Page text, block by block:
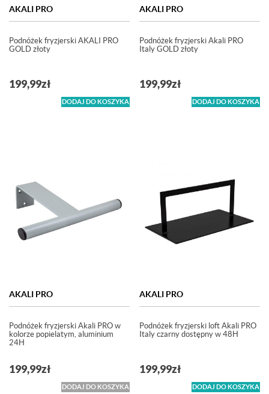
AKALI PRO
Podnóżek fryzjerski AKALI PRO
GOLD złoty
199,99zł
DODAJ DO KOSZYKA
AKALI PRO
Podnóżek fryzjerski Akali PRO
Italy GOLD złoty
199,99zł
DODAJ DO KOSZYKA
AKALI PRO
Podnóżek fryzjerski Akali PRO w
kolorze popielatym, aluminium
24H
199,99zł
DODAJ DO KOSZYKA
AKALI PRO
Podnóżek fryzjerski loft Akali PRO
Italy czarny dostępny w 48H
199,99zł
DODAJ DO KOSZYKA